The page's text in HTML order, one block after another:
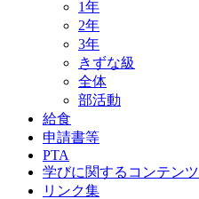
1年
2年
3年
きずな級
全体
部活動
給食
申請書等
PTA
学びに関するコンテンツ
リンク集